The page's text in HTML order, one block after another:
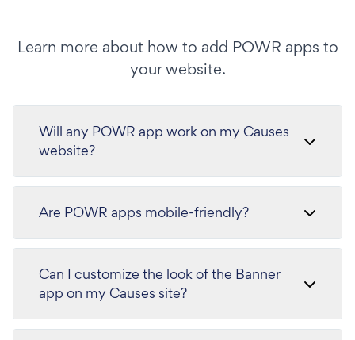
Learn more about how to add POWR apps to
your website.
Will any POWR app work on my Causes
website?
Are POWR apps mobile-friendly?
Can I customize the look of the Banner
app on my Causes site?